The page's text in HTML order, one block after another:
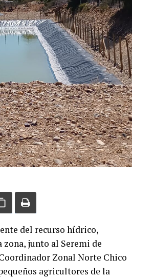
del recurso hídrico,
junto al Seremi de
Zonal Norte Chico
agricultores de la